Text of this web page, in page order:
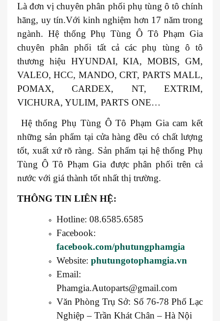
Là đơn vị chuyên phân phối phụ tùng ô tô chính
hãng, uy tín.Với kinh nghiệm hơn 17 năm trong
ngành. Hệ thống Phụ Tùng Ô Tô Phạm Gia
chuyên phân phối tất cả các phụ tùng ô tô
thương hiệu HYUNDAI, KIA, MOBIS, GM,
VALEO, HCC, MANDO, CRT, PARTS MALL,
POMAX, CARDEX, NT, EXTRIM,
VICHURA, YULIM, PARTS ONE…
Hệ thống Phụ Tùng Ô Tô Phạm Gia cam kết
những sản phẩm tại cửa hàng đều có chất lượng
tốt, xuất xứ rõ ràng. Sản phẩm tại hệ thống Phụ
Tùng Ô Tô Phạm Gia được phân phối trên cả
nước với giá thành tốt nhất thị trường.
THÔNG TIN LIÊN HỆ:
Hotline: 08.6585.6585
Facebook:
facebook.com/phutungphamgia
Website: phutungotophamgia.vn
Email:
Phamgia.Autoparts@gmail.com
Văn Phòng Trụ Sở: Số 76-78 Phố Lạc
Nghiệp – Trần Khát Chân – Hà Nội